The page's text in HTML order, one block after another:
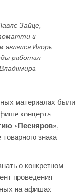
Зайце,
и
являлся Игорь
работал
материалах были
концерта
«Песняров»,
знака
о конкретном
проведения
на афишах